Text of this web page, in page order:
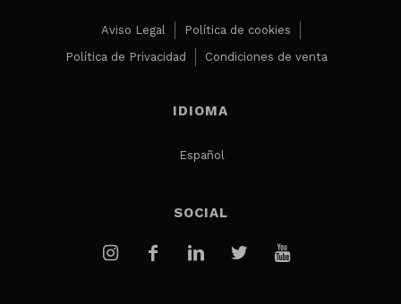
Aviso Legal
Política de cookies
Política de Privacidad
Condiciones de venta
IDIOMA
Español
SOCIAL